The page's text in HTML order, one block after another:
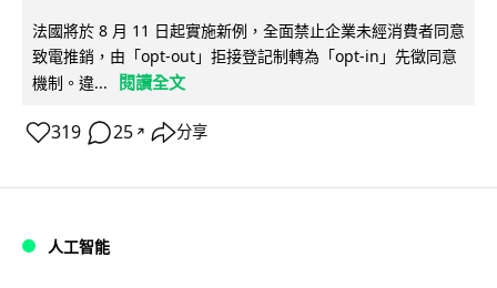
法國將於 8 月 11 日起實施新例，全面禁止企業未經消費者同意
致電推銷，由「opt-out」拒接登記制轉為「opt-in」先徵同意
機制。違...
閱讀全文
319 25 ↗ 分享
人工智能